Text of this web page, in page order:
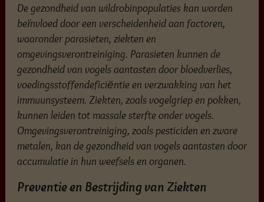
De gezondheid van wildrobinpopulaties kan worden
beïnvloed door een verscheidenheid aan factoren,
waaronder parasieten, ziekten en
omgevingsverontreiniging. Parasieten kunnen de
gezondheid van vogels aantasten door bloedverlies,
voedingsstoffendeficiëntie en verzwakking van het
immuunsysteem. Ziekten, zoals vogelgriep en pokken,
kunnen leiden tot massale sterfte onder vogels.
Omgevingsverontreiniging, zoals pesticiden en zware
metalen, kan de gezondheid van vogels aantasten door
accumulatie in hun weefsels en organen.
Preventie en Bestrijding van Ziekten